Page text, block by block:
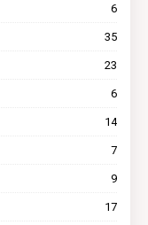
6
35
23
6
14
7
9
17